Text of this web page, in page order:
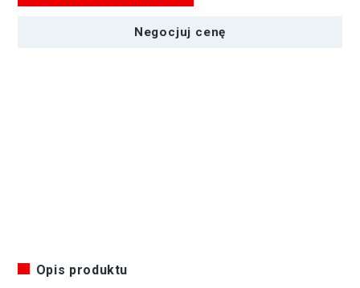
Negocjuj cenę
Opis produktu